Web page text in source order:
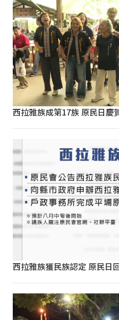
西拉雅族成第17族 原民日慶
西拉雅族獲民族認定 原民日